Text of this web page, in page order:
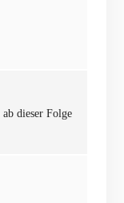
dieser Folge